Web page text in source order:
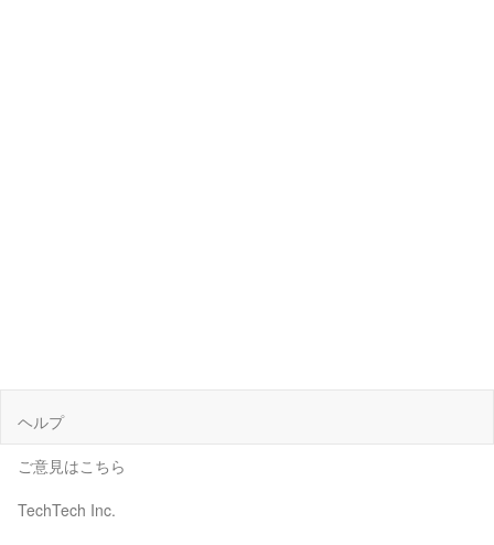
ヘルプ
ご意見はこちら
TechTech Inc.